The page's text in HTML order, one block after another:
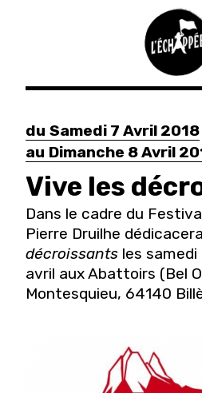
Aller
contenu
principal
du Samedi 7 Avril 2018
au Dimanche 8 Avril
Vive les
Dans le cadre du
Pierre Druilhe dédicacera
décroissants les
avril aux Abattoirs (Bel
Montesquieu, 64140